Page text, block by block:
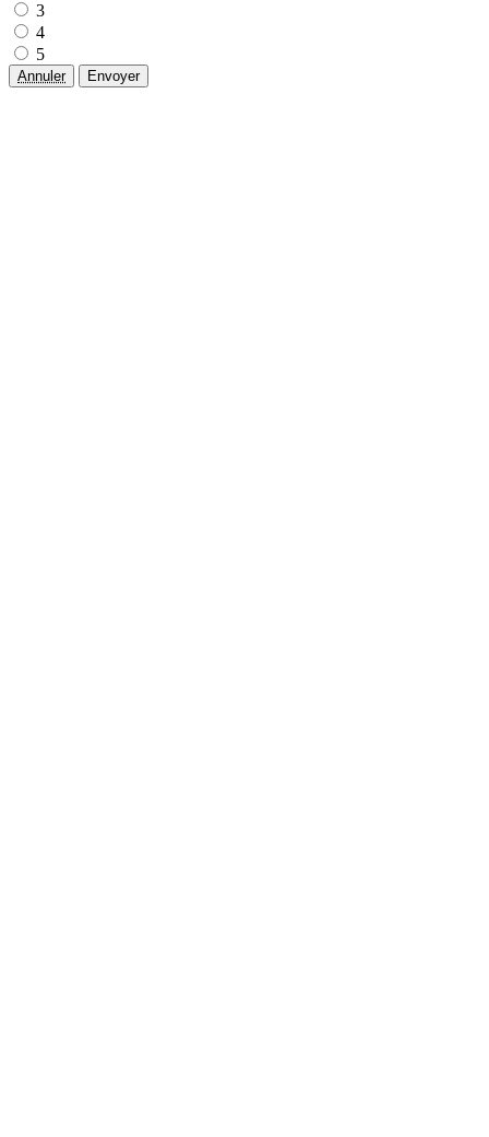
3
4
5
Annuler Envoyer